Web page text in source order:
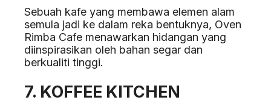
Sebuah kafe yang membawa elemen alam
semula jadi ke dalam reka bentuknya, Oven
Rimba Cafe menawarkan hidangan yang
diinspirasikan oleh bahan segar dan
berkualiti tinggi.
7. KOFFEE KITCHEN